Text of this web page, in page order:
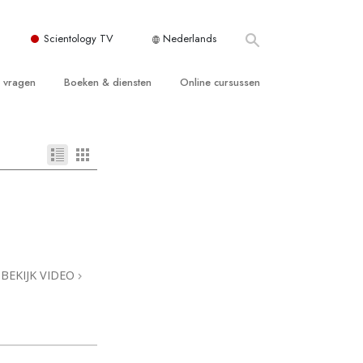
Scientology TV Nederlands
Boeken & diensten Online cursussen
De Drijfveren van het Bestaan
BEKIJK VIDEO